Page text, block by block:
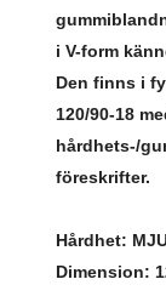
i V-form
Den finns i
120/90-18
hårdhets-/
föreskrifter.
Hårdhet:
Dimension: